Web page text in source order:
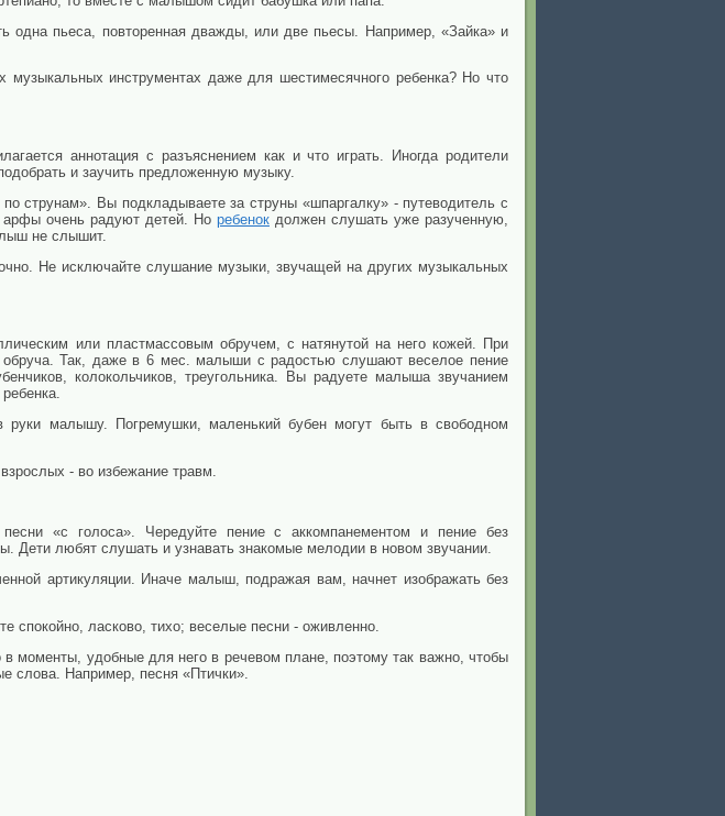
пьеса, повторенная дважды, или две пьесы. Например, «Зайка» и
инструментах даже для шестимесячного ребенка? Но что
аннотация с разъяснением как и что играть. Иногда родители
и заучить предложенную музыку.
струнам». Вы подкладываете за струны «шпаргалку» - путеводитель с
арфы очень радуют детей. Но ребенок должен слушать уже разученную,
не слышит.
Не исключайте слушание музыки, звучащей на других музыкальных
или пластмассовым обручем, с натянутой на него кожей. При
обруча. Так, даже в 6 мес. малыши с радостью слушают веселое пение
колокольчиков, треугольника. Вы радуете малыша звучанием
малышу. Погремушки, маленький бубен могут быть в свободном
- во избежание травм.
«с голоса». Чередуйте пение с аккомпанементом и пение без
Дети любят слушать и узнавать знакомые мелодии в новом звучании.
артикуляции. Иначе малыш, подражая вам, начнет изображать без
спокойно, ласково, тихо; веселые песни - оживленно.
в моменты, удобные для него в речевом плане, поэтому так важно, чтобы
слова. Например, песня «Птички».